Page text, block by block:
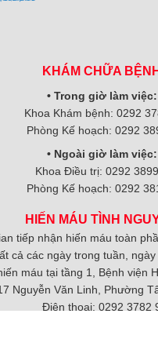
KHÁM CHỮA BỆNH
• Trong giờ làm việc:
Khoa Khám bệnh: 0292
Phòng Kế hoạch: 0292
• Ngoài giờ làm việc:
Khoa Điều trị: 0292
Phòng Kế hoạch: 0292
HIẾN MÁU TÌNH
tiếp nhận hiến máu toàn
cả các ngày trong tuần, ngày
máu tại tầng 1, Bệnh viện
Nguyễn Văn Linh, Phường
Điện thoại: 0292 3782